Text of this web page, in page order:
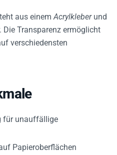
aus einemAcrylkleberund
Die Transparenz ermöglicht
verschiedensten
für unauffällige
Papieroberflächen